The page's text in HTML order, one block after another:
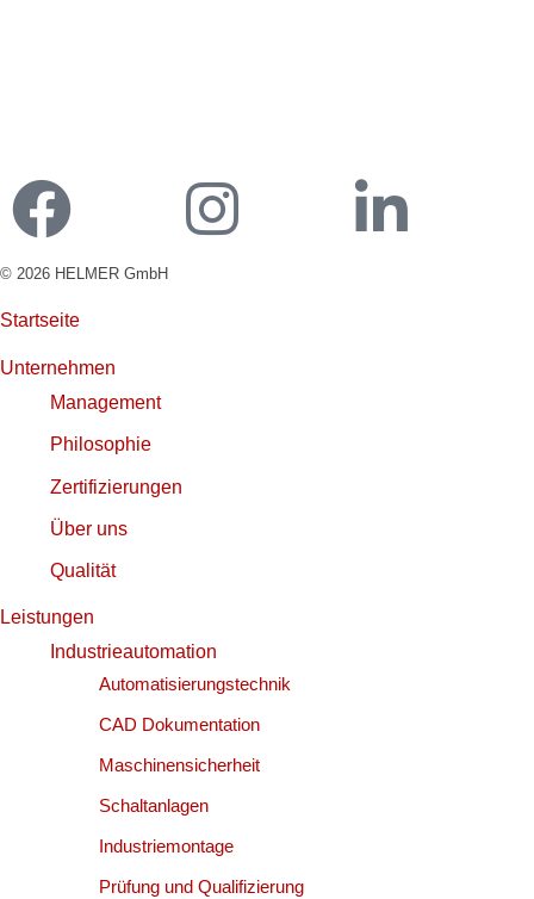
© 2026 HELMER GmbH
Startseite
Unternehmen
Management
Philosophie
Zertifizierungen
Über uns
Qualität
Leistungen
Industrieautomation
Automatisierungstechnik
CAD Dokumentation
Maschinensicherheit
Schaltanlagen
Industriemontage
Prüfung und Qualifizierung